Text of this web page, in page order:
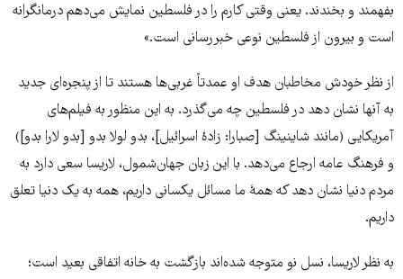
بفهمند و بخندند. یعنی وقتی کارم را در فلسطین نمایش می‌دهم درمانگرانه
است و بیرون از فلسطین نوعی خبررسانی است.»
از نظر خودش مخاطبان هدف او عمدتاً غربی‌ها هستند تا از پنجره‌ای جدید
به آنها نشان دهد در فلسطین چه می‌گذرد. به این منظور به فیلم‌های
آمریکایی (مانند شاینینگ [صبارا: زادۀ اسرائیل]، بدو لولا بدو [بدو لارا بدو])
و فرهنگ عامه ارجاع می‌دهد. با این زبان جهان‌شمول، لاریسا سعی دارد به
مردم دنیا نشان دهد که همۀ ما مسائل یکسانی داریم، همه به یک دنیا تعلق
داریم.
به نظر لاریسا، نسل نو متوجه شده‌اند بازگشت به خانه اتفاقی بعید است؛